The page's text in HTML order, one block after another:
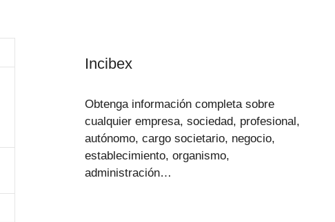
Incibex
Obtenga información completa sobre
cualquier empresa, sociedad, profesional,
autónomo, cargo societario, negocio,
establecimiento, organismo,
administración…